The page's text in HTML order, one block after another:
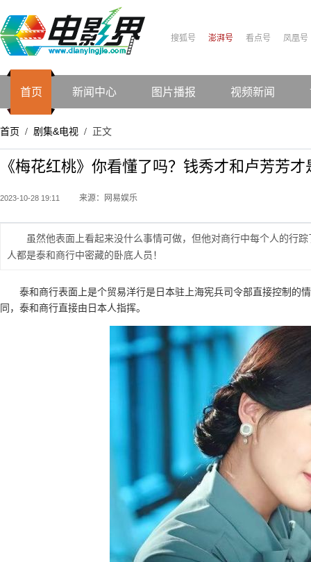
搜狐号 澎湃号 看点号 凤凰号
首页 新闻中心 图片播报 视频新闻
首页 / 剧集&电视 / 正文
《梅花红桃》你看懂了吗？钱秀才和卢芳芳
2023-10-28 19:11 来源：网易娱乐
虽然他表面上看起来没什么事情可做，但他对商行中每个人的行
人都是泰和商行中密藏的卧底人员！
泰和商行表面上是个贸易洋行是日本驻上海宪兵司令部直接控制的
同，泰和商行直接由日本人指挥。